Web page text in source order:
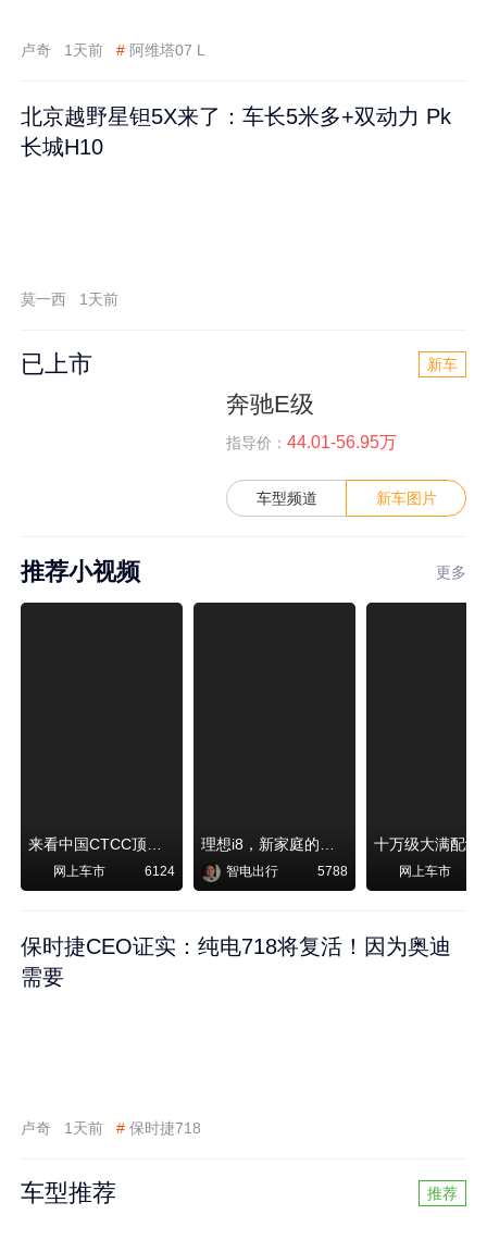
卢奇 1天前 # 阿维塔07 L
北京越野星钽5X来了：车长5米多+双动力 Pk
长城H10
莫一西 1天前
已上市 新车
奔驰E级
指导价： 44.01-56.95万
车型频道 新车图片
推荐小视频 更多
网上车市 6124 智电出行 5788 网上车市
保时捷CEO证实：纯电718将复活！因为奥迪
需要
卢奇 1天前 # 保时捷718
车型推荐 推荐